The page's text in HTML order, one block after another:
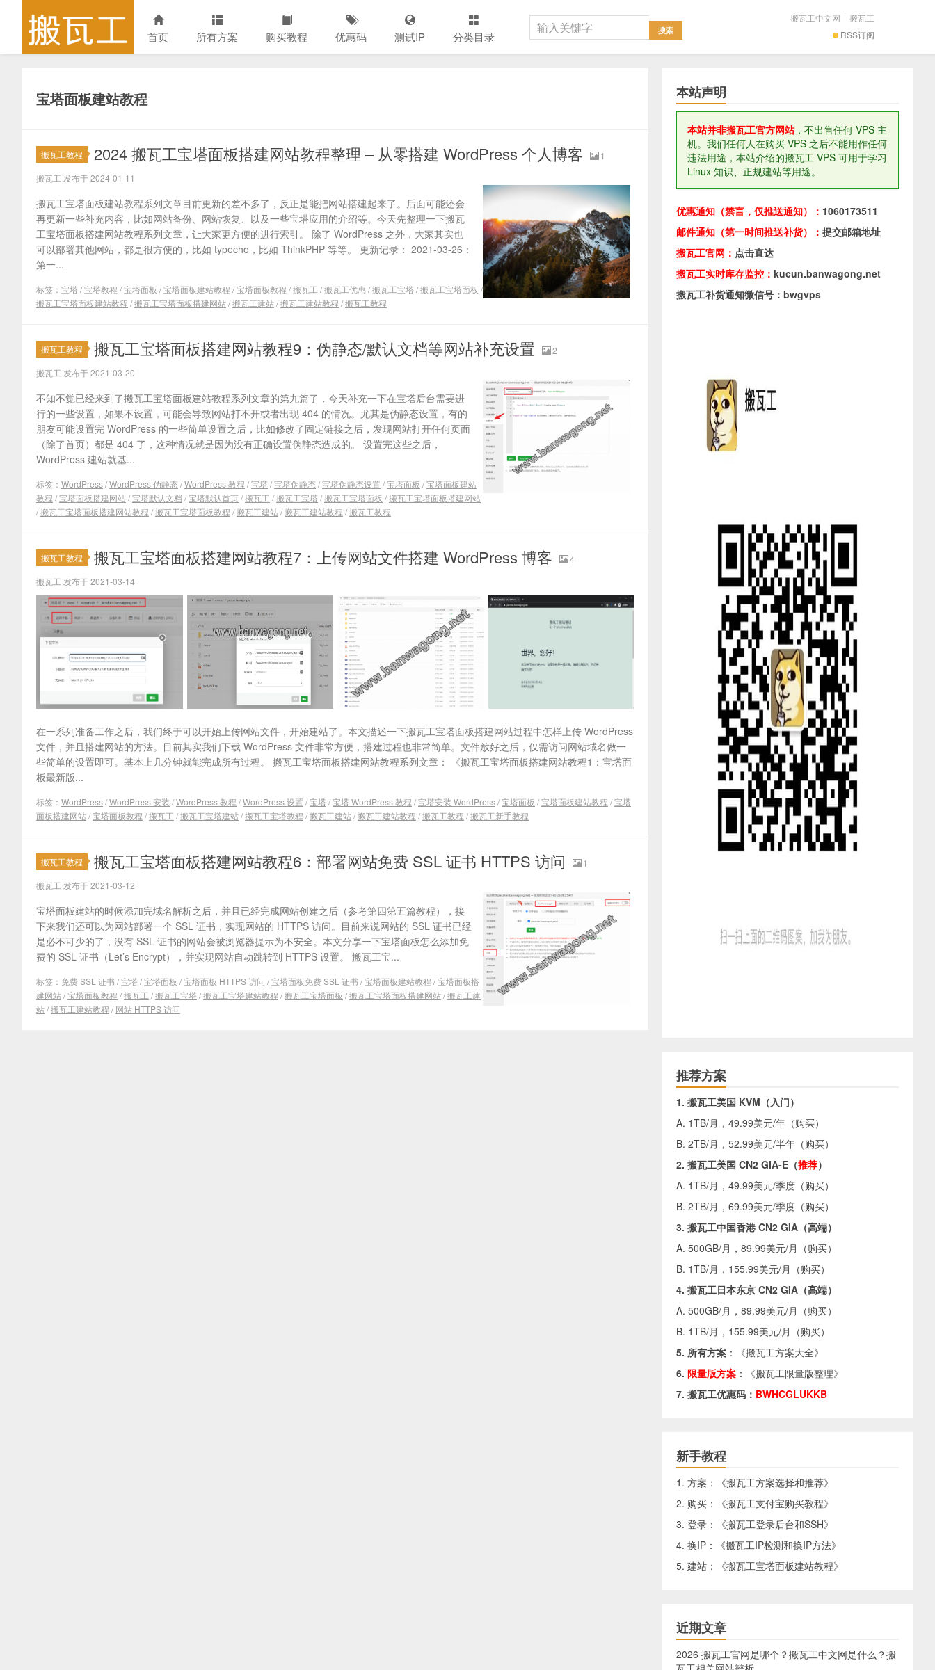
首页 所有方案 购买教程 优惠码 测试IP 分类目录 RSS订阅
搬瓦工中文网 | 搬瓦工
宝塔面板建站教程
搬瓦工教程 2024 搬瓦工宝塔面板搭建网站教程整理 – 从零搭建 WordPress 个人博客
1
搬瓦工 发布于 2024-01-11
搬瓦工宝塔面板建站教程系列文章目前更新的差不多了，反正是能把网站搭建起来了。后面可能还会
再更新一些补充内容，比如网站备份、网站恢复、以及一些宝塔应用的介绍等。今天先整理一下搬瓦
工宝塔面板搭建网站教程系列文章，让大家更方便的进行索引。 除了 WordPress 之外，大家其实也
可以部署其他网站，都是很方便的，比如 typecho，比如 ThinkPHP 等等。 更新记录： 2021-03-26：
第一...
标签： 宝塔 /宝塔教程 /宝塔面板 /宝塔面板建站教程 /宝塔面板教程 /搬瓦工 /搬瓦工优惠/搬瓦工宝塔 /搬瓦工宝塔面板 /
搬瓦工宝塔面板建站教程 /搬瓦工宝塔面板搭建网站/搬瓦工建站/搬瓦工建站教程 /搬瓦工教程
搬瓦工教程 搬瓦工宝塔面板搭建网站教程9：伪静态/默认文档等网站补充设置
2
搬瓦工 发布于 2021-03-20
不知不觉已经来到了搬瓦工宝塔面板建站教程系列文章的第九篇了，今天补充一下在宝塔后台需要进
行的一些设置，如果不设置，可能会导致网站打不开或者出现 404 的情况。尤其是伪静态设置，有的
朋友可能设置完 WordPress 的一些简单设置之后，比如修改了固定链接之后，发现网站打开任何页面
（除了首页）都是 404 了，这种情况就是因为没有正确设置伪静态造成的。 设置完这些之后，
WordPress 建站就基...
标签： WordPress/WordPress 伪静态 /WordPress 教程 /宝塔 /宝塔伪静态 /宝塔伪静态设置 /宝塔面板 /宝塔面板建站
教程 /宝塔面板搭建网站/宝塔默认文档 /宝塔默认首页/搬瓦工 /搬瓦工宝塔 /搬瓦工宝塔面板 /搬瓦工宝塔面板搭建网站
/搬瓦工宝塔面板搭建网站教程 /搬瓦工宝塔面板教程 /搬瓦工建站/搬瓦工建站教程 /搬瓦工教程
搬瓦工教程 搬瓦工宝塔面板搭建网站教程7：上传网站文件搭建 WordPress 博客
4
搬瓦工 发布于 2021-03-14
在一系列准备工作之后，我们终于可以开始上传网站文件，开始建站了。本文描述一下搬瓦工宝塔面板搭建网站过程中怎样上传 WordPress
文件，并且搭建网站的方法。目前其实我们下载 WordPress 文件非常方便，搭建过程也非常简单。文件放好之后，仅需访问网站域名做一
些简单的设置即可。基本上几分钟就能完成所有过程。 搬瓦工宝塔面板搭建网站教程系列文章： 《搬瓦工宝塔面板搭建网站教程1：宝塔面
板最新版...
标签： WordPress/WordPress 安装 /WordPress 教程 /WordPress 设置 /宝塔 /宝塔 WordPress 教程 /宝塔安装 WordPress/宝塔面板 /宝塔面板建站教程 /宝塔
面板搭建网站/宝塔面板教程 /搬瓦工 /搬瓦工宝塔建站/搬瓦工宝塔教程 /搬瓦工建站/搬瓦工建站教程 /搬瓦工教程 /搬瓦工新手教程
搬瓦工教程 搬瓦工宝塔面板搭建网站教程6：部署网站免费 SSL 证书 HTTPS 访问
1
搬瓦工 发布于 2021-03-12
宝塔面板建站的时候添加完域名解析之后，并且已经完成网站创建之后（参考第四第五篇教程），接
下来我们还可以为网站部署一个 SSL 证书，实现网站的 HTTPS 访问。目前来说网站的 SSL 证书已经
是必不可少的了，没有 SSL 证书的网站会被浏览器提示为不安全。本文分享一下宝塔面板怎么添加免
费的 SSL 证书（Let’s Encrypt），并实现网站自动跳转到 HTTPS 设置。 搬瓦工宝...
标签： 免费 SSL 证书 /宝塔 /宝塔面板 /宝塔面板 HTTPS 访问 /宝塔面板免费 SSL 证书 /宝塔面板建站教程 /宝塔面板搭
建网站/宝塔面板教程 /搬瓦工 /搬瓦工宝塔 /搬瓦工宝塔建站教程 /搬瓦工宝塔面板 /搬瓦工宝塔面板搭建网站/搬瓦工建
站/搬瓦工建站教程 / 网站 HTTPS 访问
本站声明
本站并非搬瓦工官方网站，不出售任何 VPS 主
机。我们任何人在购买 VPS 之后不能用作任何
违法用途，本站介绍的搬瓦工 VPS 可用于学习
Linux 知识、正规建站等用途。
优惠通知（禁言，仅推送通知）： 1060173511
邮件通知（第一时间推送补货）： 提交邮箱地址
搬瓦工官网： 点击直达
搬瓦工实时库存监控： kucun.banwagong.net
搬瓦工补货通知微信号：bwgvps
推荐方案
1. 搬瓦工美国 KVM（入门）
A. 1TB/月，49.99美元/年（购买）
B. 2TB/月，52.99美元/半年（购买）
2. 搬瓦工美国 CN2 GIA-E（推荐）
A. 1TB/月，49.99美元/季度（购买）
B. 2TB/月，69.99美元/季度（购买）
3. 搬瓦工中国香港 CN2 GIA（高端）
A. 500GB/月，89.99美元/月（购买）
B. 1TB/月，155.99美元/月（购买）
4. 搬瓦工日本东京 CN2 GIA（高端）
A. 500GB/月，89.99美元/月（购买）
B. 1TB/月，155.99美元/月（购买）
5. 所有方案 ：《搬瓦工方案大全》
6. 限量版方案 ：《搬瓦工限量版整理》
7. 搬瓦工优惠码： BWHCGLUKKB
新手教程
1. 方案：《搬瓦工方案选择和推荐》
2. 购买：《搬瓦工支付宝购买教程》
3. 登录：《搬瓦工登录后台和SSH》
4. 换IP：《搬瓦工IP检测和换IP方法》
5. 建站：《搬瓦工宝塔面板建站教程》
近期文章
2026 搬瓦工官网是哪个？搬瓦工中文网是什么？搬